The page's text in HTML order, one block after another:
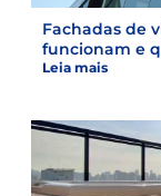
Fachadas de
funcionam e
Leia mais